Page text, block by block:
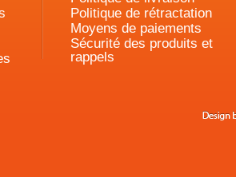
Politique de rétractation
Moyens de paiements
Sécurité des produits et
rappels